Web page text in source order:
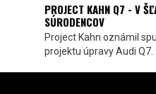
PROJECT KAHN Q7 - V
SÚRODENCOV
Project Kahn oznámil
projektu úpravy Audi Q7.